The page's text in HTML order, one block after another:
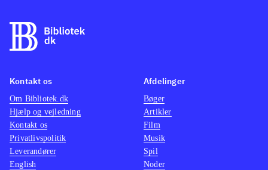
Kontakt os
Om Bibliotek.dk
Hjælp og vejledning
Kontakt os
Privatlivspolitik
Leverandører
English
Afdelinger
Bøger
Artikler
Film
Musik
Spil
Noder